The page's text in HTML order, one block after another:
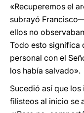
«Recuperemos el
subrayó
ellos no
Todo esto significa
personal con el
los había salvado».
Sucedió así que
filisteos al inicio se